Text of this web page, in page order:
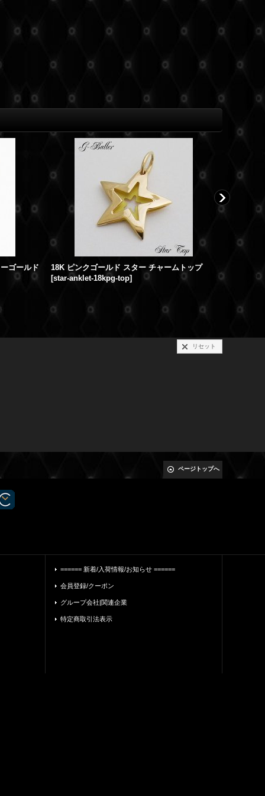
ゴールド
18K ピンクゴールド スター チャームトップ
[star-anklet-18kpg-top]
k18yg-
リセット
ページトップへ
====== 新着/入荷情報/お知らせ ======
会員登録/クーポン
グループ会社|関連企業
特定商取引法表示